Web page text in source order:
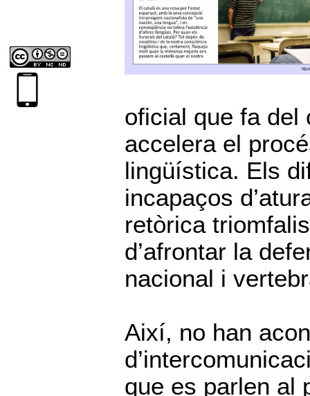
oficial que fa del
accelera el
lingüística. Els
incapaços
retòrica
d’afrontar la
nacional i
Així, no han
que es parlen al